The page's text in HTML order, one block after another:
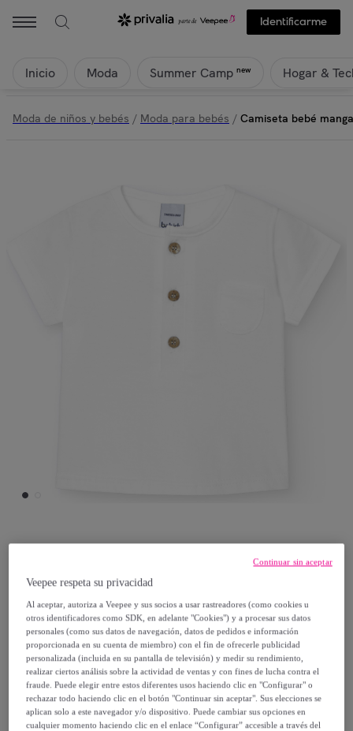
Identificarme
Inicio Moda Summer Camp new Hogar &
Moda de niños y bebés / Moda para bebés / Camiseta bebé
Camiseta bebé manga corta con tapeta
19,29 €
24,11 €
-19%
Vendido porECOMMERC3
Veepee respeta su privacidad
Al aceptar, autoriza a Veepee y sus socios a usar rastreadores (como cookies u
otros identificadores como SDK, en adelante "Cookies") y a procesar sus datos
personales (como sus datos de navegación, datos de pedidos e información
proporcionada en su cuenta de miembro) con el fin de ofrecerle publicidad
personalizada (incluida en su pantalla de televisión) y medir su rendimiento,
realizar ciertos análisis sobre la actividad de ventas y con fines de lucha contra el
fraude. Puede elegir entre estos diferentes usos haciendo clic en "Configurar" o
rechazar todo haciendo clic en el botón "Continuar sin aceptar". Sus elecciones se
aplican solo a este navegador y/o dispositivo. Puede cambiar sus opciones en
cualquier momento haciendo clic en el enlace “Configurar” accesible a través del
Continuar sin aceptar